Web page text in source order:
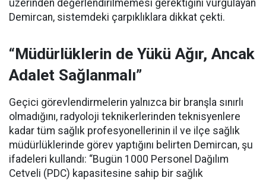
üzerinden değerlendirilmemesi gerektiğini vurgulayan
Demircan, sistemdeki çarpıklıklara dikkat çekti.
“Müdürlüklerin de Yükü Ağır, Ancak
Adalet Sağlanmalı”
Geçici görevlendirmelerin yalnızca bir branşla sınırlı
olmadığını, radyoloji teknikerlerinden teknisyenlere
kadar tüm sağlık profesyonellerinin il ve ilçe sağlık
müdürlüklerinde görev yaptığını belirten Demircan, şu
ifadeleri kullandı: “Bugün 1000 Personel Dağılım
Cetveli (PDC) kapasitesine sahip bir sağlık